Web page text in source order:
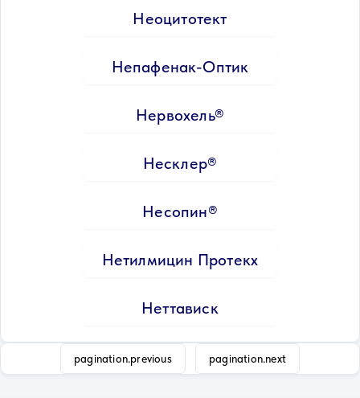
Неоцитотект
Непафенак-Оптик
Нервохель®
Несклер®
Несопин®
Нетилмицин Протекх
Неттависк
pagination.previous pagination.next